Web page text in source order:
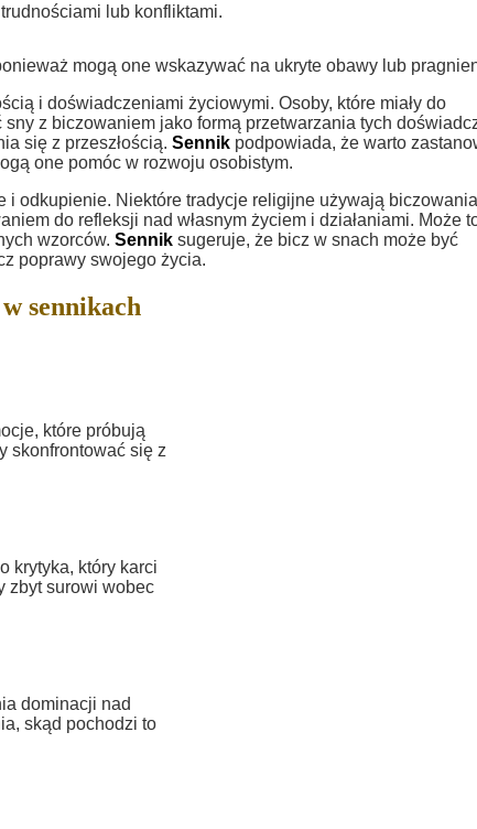
lub konfliktami.
mogą one wskazywać na ukryte obawy lub
i doświadczeniami życiowymi. Osoby, które miały do
z biczowaniem jako formą przetwarzania tych
się z przeszłością. Sennik podpowiada, że warto
one pomóc w rozwoju osobistym.
odkupienie. Niektóre tradycje religijne używają
do refleksji nad własnym życiem i działaniami. Może
wzorców. Sennik sugeruje, że bicz w snach może być
poprawy swojego życia.
sennikach
które próbują
skonfrontować się z
krytyka, który karci
zbyt surowi wobec
dominacji nad
skąd pochodzi to